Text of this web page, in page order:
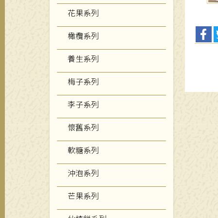
花果系列
橄欖系列
養生系列
梅子系列
李子系列
懷舊系列
軟糖系列
沖泡系列
芒果系列